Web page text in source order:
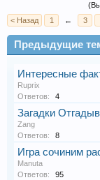
< Назад
1 ← 3
Предыдущие
Интересные
Ruprix
Ответов:
4
Загадки
Zang
Ответов:
8
Игра сочиним
Manuta
Ответов:
95